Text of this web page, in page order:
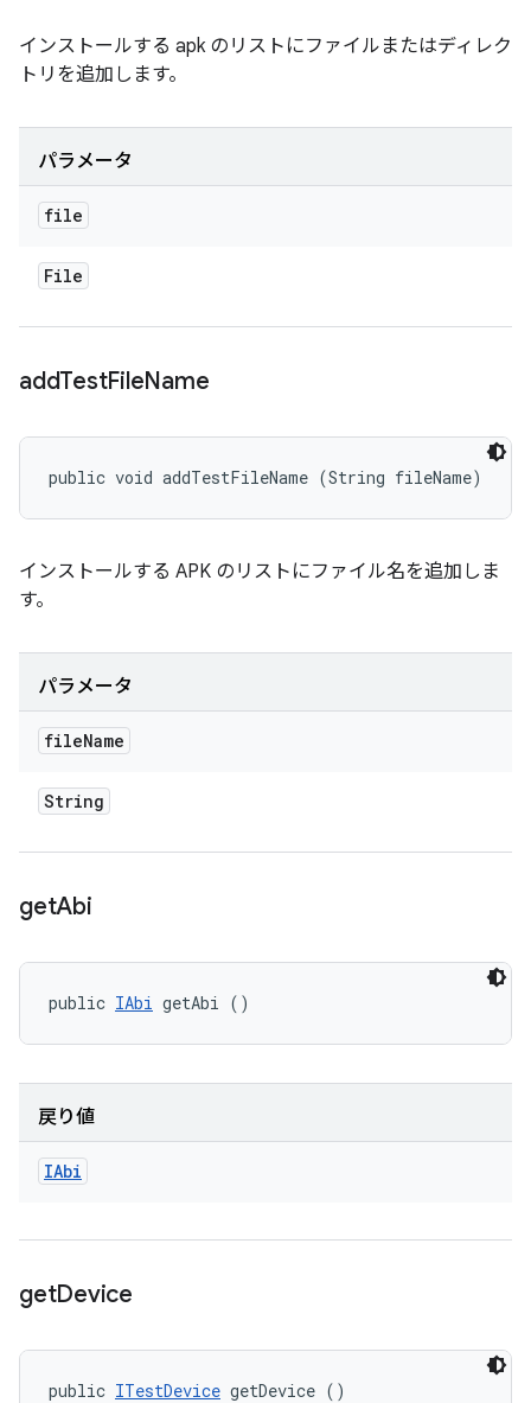
インストールする apk のリストにファイルまたはディレク
トリを追加します。
パラメータ
file
File
addTestFileName
public void addTestFileName (String fileName)
インストールする APK のリストにファイル名を追加しま
す。
パラメータ
fileName
String
getAbi
public IAbi getAbi ()
戻り値
IAbi
getDevice
public ITestDevice getDevice ()